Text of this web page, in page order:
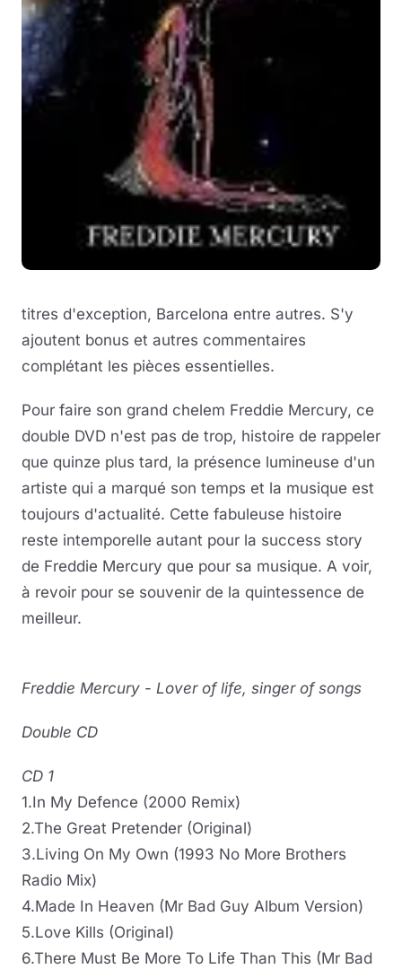
titres d'exception, Barcelona entre autres. S'y
ajoutent bonus et autres commentaires
complétant les pièces essentielles.
Pour faire son grand chelem Freddie Mercury, ce
double DVD n'est pas de trop, histoire de rappeler
que quinze plus tard, la présence lumineuse d'un
artiste qui a marqué son temps et la musique est
toujours d'actualité. Cette fabuleuse histoire
reste intemporelle autant pour la success story
de Freddie Mercury que pour sa musique. A voir,
à revoir pour se souvenir de la quintessence de
meilleur.
Freddie Mercury - Lover of life, singer of songs
Double CD
CD 1
1.In My Defence (2000 Remix)
2.The Great Pretender (Original)
3.Living On My Own (1993 No More Brothers
Radio Mix)
4.Made In Heaven (Mr Bad Guy Album Version)
5.Love Kills (Original)
6.There Must Be More To Life Than This (Mr Bad